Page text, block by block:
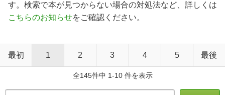
す。検索で本が見つからない場合の対処法など、詳しくは
こちらのお知らせをご確認ください。
最初 1 2 3 4 5 最後
全145件中 1-10 件を表示